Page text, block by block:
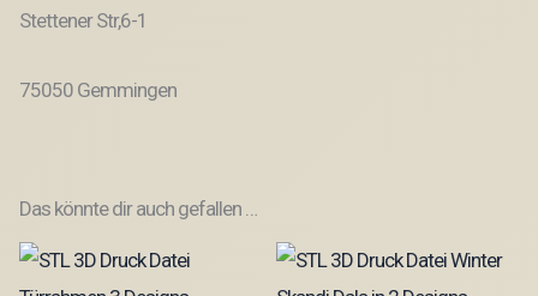
Stettener Str,6-1
75050 Gemmingen
Das könnte dir auch gefallen …